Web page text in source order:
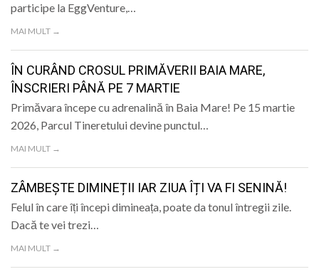
participe la EggVenture,…
MAI MULT →
ÎN CURÂND CROSUL PRIMĂVERII BAIA MARE,
ÎNSCRIERI PÂNĂ PE 7 MARTIE
Primăvara începe cu adrenalină în Baia Mare! Pe 15 martie
2026, Parcul Tineretului devine punctul…
MAI MULT →
ZÂMBEȘTE DIMINEȚII IAR ZIUA ÎȚI VA FI SENINĂ!
Felul în care îți începi dimineața, poate da tonul întregii zile.
Dacă te vei trezi…
MAI MULT →